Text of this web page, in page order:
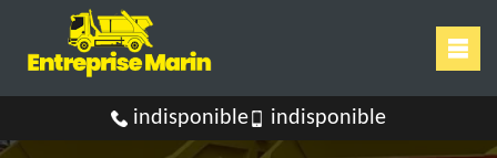
indisponible indisponible